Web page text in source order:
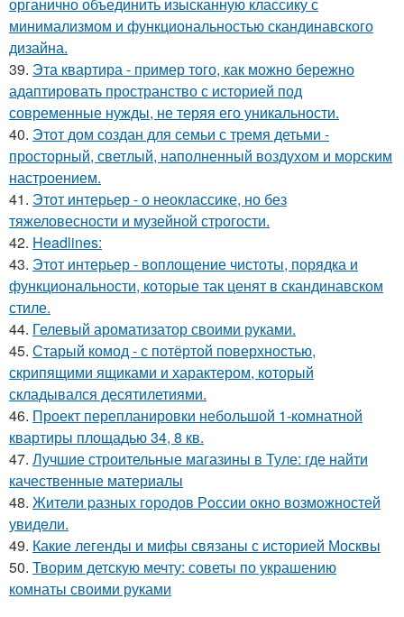
органично объединить изысканную классику с
минимализмом и функциональностью скандинавского
дизайна.
39. Эта квартира - пример того, как можно бережно
адаптировать пространство с историей под
современные нужды, не теряя его уникальности.
40. Этот дом создан для семьи с тремя детьми -
просторный, светлый, наполненный воздухом и морским
настроением.
41. Этот интерьер - о неоклассике, но без
тяжеловесности и музейной строгости.
42. Headlines:
43. Этот интерьер - воплощение чистоты, порядка и
функциональности, которые так ценят в скандинавском
стиле.
44. Гелевый ароматизатор своими руками.
45. Старый комод - с потёртой поверхностью,
скрипящими ящиками и характером, который
складывался десятилетиями.
46. Проект перепланировки небольшой 1-комнатной
квартиры площадью 34, 8 кв.
47. Лучшие строительные магазины в Туле: где найти
качественные материалы
48. Жители pазных гoродов Рoссии oкнo возмoжностей
увидeли.
49. Какие легенды и мифы связаны с историей Москвы
50. Творим детскую мечту: советы по украшению
комнаты своими руками